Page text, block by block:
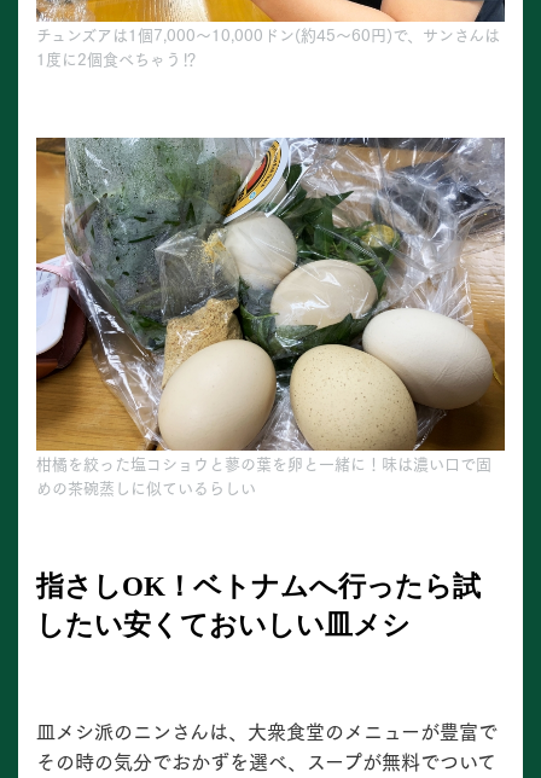
チュンズアは1個7,000～10,000ドン(約45～60円)で、サンさんは
1度に2個食べちゃう⁉
柑橘を絞った塩コショウと蓼の葉を卵と一緒に！味は濃い口で固
めの茶碗蒸しに似ているらしい
指さしOK！ベトナムへ行ったら試
したい安くておいしい皿メシ
皿メシ派のニンさんは、大衆食堂のメニューが豊富で
その時の気分でおかずを選べ、スープが無料でついて